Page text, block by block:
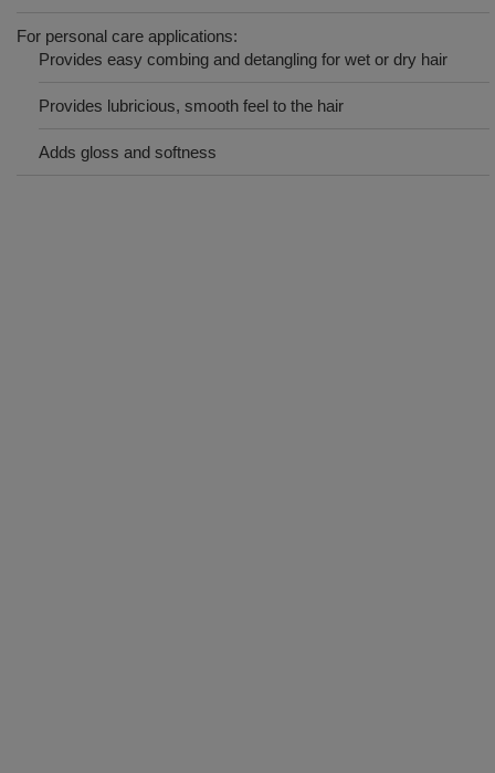
For personal care applications:
Provides easy combing and detangling for wet or dry hair
Provides lubricious, smooth feel to the hair
Adds gloss and softness